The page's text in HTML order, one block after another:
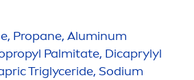
Propane, Aluminum
Palmitate, Dicaprylyl
Triglyceride, Sodium